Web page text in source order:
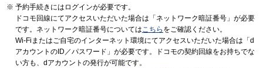
予約手続きにはログインが必要です。
ドコモ回線にてアクセスいただいた場合は「ネットワーク暗証番号」が必要
です。ネットワーク暗証番号についてはこちら をご確認ください。
Wi-Fiまたはご自宅のインターネット環境にてアクセスいただいた場合は「d
アカウントのID／パスワード」が必要です。ドコモの契約回線をお持ちでな
い方も、dアカウントの発行が可能です。